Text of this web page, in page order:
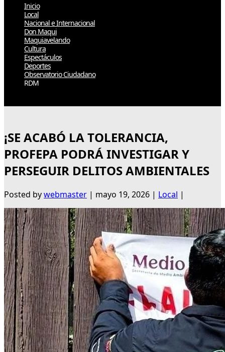
Inicio
Local
Nacional e Internacional
Don Maqui
Maquiavelando
Cultura
Espectáculos
Deportes
Observatorio Ciudadano
RDM
¡SE ACABÓ LA TOLERANCIA,
PROFEPA PODRÁ INVESTIGAR Y
PERSEGUIR DELITOS AMBIENTALES
Posted bywebmaster | mayo 19, 2026 | Local |